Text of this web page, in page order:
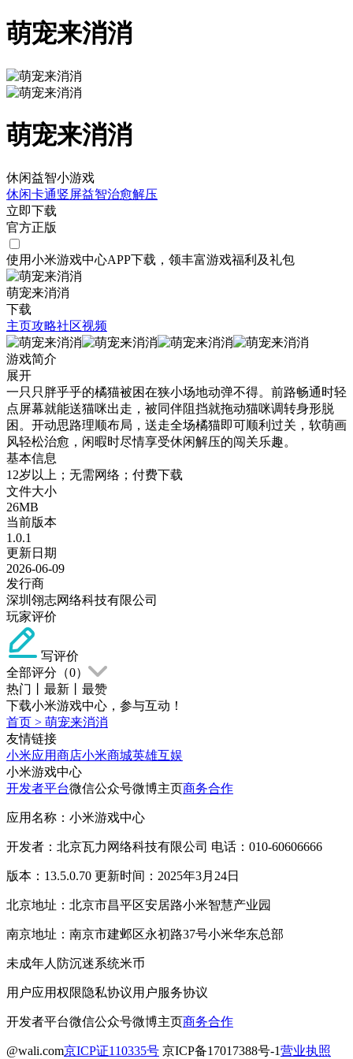
萌宠来消消
萌宠来消消
休闲益智小游戏
休闲卡通竖屏益智治愈解压
立即下载
官方正版
使用小米游戏中心APP下载 ，领丰富游戏福利 及礼包
萌宠来消消
下载
主页攻略社区视频
游戏简介
展开
一只只胖乎乎的橘猫被困在狭小场地动弹不得。前路畅通时轻
点屏幕就能送猫咪出走，被同伴阻挡就拖动猫咪调转身形脱
困。开动思路理顺布局，送走全场橘猫即可顺利过关，软萌画
风轻松治愈，闲暇时尽情享受休闲解压的闯关乐趣。
基本信息
12岁以上；无需网络；付费下载
文件大小
26MB
当前版本
1.0.1
更新日期
2026-06-09
发行商
深圳翎志网络科技有限公司
玩家评价
写评价
全部评分（0）
热门
最新
最赞
下载小米游戏中心，参与互动！
首页 > 萌宠来消消
友情链接
小米应用商店小米商城英雄互娱
小米游戏中心
开发者平台微信公众号微博主页商务合作
应用名称：小米游戏中心
开发者：北京瓦力网络科技有限公司 电话：010-60606666
版本：13.5.0.70 更新时间：2025年3月24日
北京地址：北京市昌平区安居路小米智慧产业园
南京地址：南京市建邺区永初路37号小米华东总部
未成年人防沉迷系统米币
用户应用权限隐私协议用户服务协议
开发者平台微信公众号微博主页商务合作
@wali.com京ICP证110335号 京ICP备17017388号-1营业执照